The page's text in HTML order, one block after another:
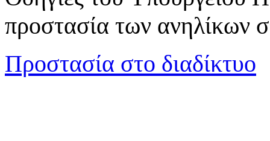
προστασία των ανηλίκων
Προστασία στο διαδίκτυο